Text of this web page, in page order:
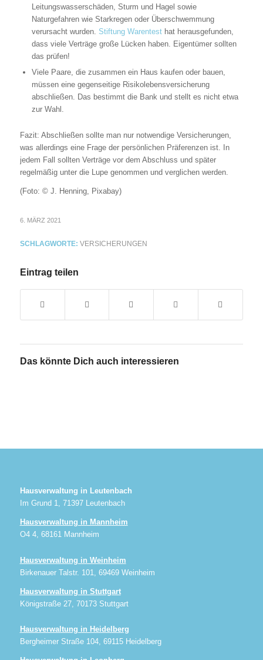
Leitungswasserschäden, Sturm und Hagel sowie
Naturgefahren wie Starkregen oder Überschwemmung
verursacht wurden. Stiftung Warentesthat herausgefunden,
dass viele Verträge große Lücken haben. Eigentümer sollten
das prüfen!
Viele Paare, die zusammen ein Haus kaufen oder bauen,
müssen eine gegenseitige Risikolebensversicherung
abschließen. Das bestimmt die Bank und stellt es nicht etwa
zur Wahl.
Fazit: Abschließen sollte man nur notwendige Versicherungen,
was allerdings eine Frage der persönlichen Präferenzen ist. In
jedem Fall sollten Verträge vor dem Abschluss und später
regelmäßig unter die Lupe genommen und verglichen werden.
(Foto: © J. Henning, Pixabay)
6. MÄRZ 2021
SCHLAGWORTE: VERSICHERUNGEN
Eintrag teilen
Das könnte Dich auch interessieren
Hausverwaltung in Leutenbach
Im Grund 1, 71397 Leutenbach
Hausverwaltung in Mannheim
O4 4, 68161 Mannheim
Hausverwaltung in Weinheim
Birkenauer Talstr. 101, 69469 Weinheim
Hausverwaltung in Stuttgart
Königstraße 27, 70173 Stuttgart
Hausverwaltung in Heidelberg
Bergheimer Straße 104, 69115 Heidelberg